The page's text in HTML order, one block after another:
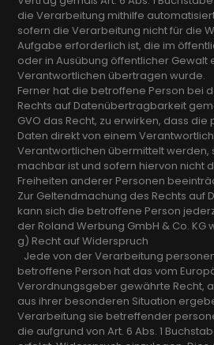
die Verarbeitung mithilfe
sofern die Verarbeitung nicht für die
Aufgabe erforderlich ist, die im
oder in Ausübung öffentlicher Gewalt
Verantwortlichen übertragen wurde.
Ferner hat die betroffene Person bei
Rechts auf Datenübertragbarkeit
GVO das Recht, zu erwirken, dass
Daten direkt von einem
Verantwortlichen übermittelt werden,
machbar ist und sofern hiervon nicht
Freiheiten anderer Personen
Zur Geltendmachung des Rechts auf
kann sich die betroffene Person
der Roland Werbung GmbH & Co. KG
g) Recht auf Widerspruch
Jede von der Verarbeitung
betroffene Person hat das vom
Verordnungsgeber gewährte Recht,
aus ihrer besonderen Situation
Verarbeitung sie betreffender
die aufgrund von Art. 6 Abs. 1